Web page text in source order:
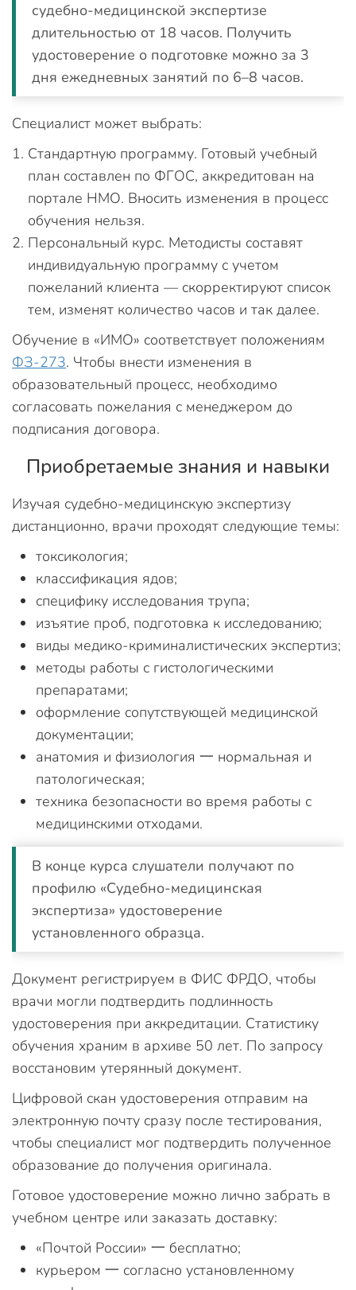
судебно-медицинской экспертизе
длительностью от 18 часов. Получить
удостоверение о подготовке можно за 3
дня ежедневных занятий по 6–8 часов.
Специалист может выбрать:
Стандартную программу. Готовый учебный
план составлен по ФГОС, аккредитован на
портале НМО. Вносить изменения в процесс
обучения нельзя.
Персональный курс. Методисты составят
индивидуальную программу с учетом
пожеланий клиента — скорректируют список
тем, изменят количество часов и так далее.
Обучение в «ИМО» соответствует положениям
ФЗ-273. Чтобы внести изменения в
образовательный процесс, необходимо
согласовать пожелания с менеджером до
подписания договора.
Приобретаемые знания и навыки
Изучая судебно-медицинскую экспертизу
дистанционно, врачи проходят следующие темы:
токсикология;
классификация ядов;
специфику исследования трупа;
изъятие проб, подготовка к исследованию;
виды медико-криминалистических экспертиз;
методы работы с гистологическими
препаратами;
оформление сопутствующей медицинской
документации;
анатомия и физиология 一 нормальная и
патологическая;
техника безопасности во время работы с
медицинскими отходами.
В конце курса слушатели получают по
профилю «Судебно-медицинская
экспертиза» удостоверение
установленного образца.
Документ регистрируем в ФИС ФРДО, чтобы
врачи могли подтвердить подлинность
удостоверения при аккредитации. Статистику
обучения храним в архиве 50 лет. По запросу
восстановим утерянный документ.
Цифровой скан удостоверения отправим на
электронную почту сразу после тестирования,
чтобы специалист мог подтвердить полученное
образование до получения оригинала.
Готовое удостоверение можно лично забрать в
учебном центре или заказать доставку:
«Почтой России» 一 бесплатно;
курьером 一 согласно установленному